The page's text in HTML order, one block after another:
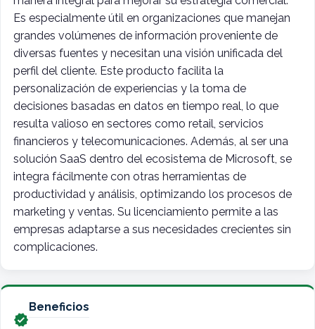
Es especialmente útil en organizaciones que manejan
grandes volúmenes de información proveniente de
diversas fuentes y necesitan una visión unificada del
perfil del cliente. Este producto facilita la
personalización de experiencias y la toma de
decisiones basadas en datos en tiempo real, lo que
resulta valioso en sectores como retail, servicios
financieros y telecomunicaciones. Además, al ser una
solución SaaS dentro del ecosistema de Microsoft, se
integra fácilmente con otras herramientas de
productividad y análisis, optimizando los procesos de
marketing y ventas. Su licenciamiento permite a las
empresas adaptarse a sus necesidades crecientes sin
complicaciones.

Beneficios